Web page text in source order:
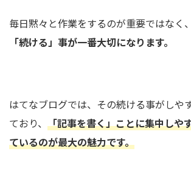
毎日黙々と作業をするのが重要ではなく、
「続ける」事が一番大切になります。
はてなブログでは、その続ける事がしや
ており、 「記事を書く」ことに集中しや
ているのが最大の魅力です。